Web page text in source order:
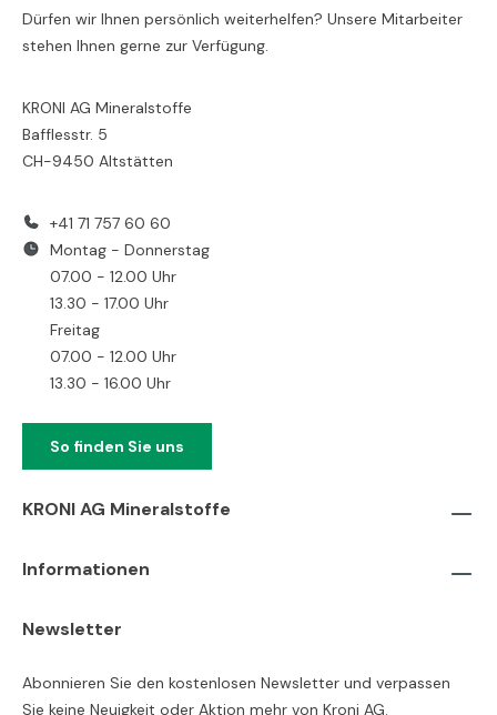
Dürfen wir Ihnen persönlich weiterhelfen? Unsere Mitarbeiter
stehen Ihnen gerne zur Verfügung.
KRONI AG Mineralstoffe
Bafflesstr. 5
CH-9450 Altstätten
+41 71 757 60 60
Montag - Donnerstag
07.00 - 12.00 Uhr
13.30 - 17.00 Uhr
Freitag
07.00 - 12.00 Uhr
13.30 - 16.00 Uhr
So finden Sie uns
KRONI AG Mineralstoffe
Informationen
Newsletter
Abonnieren Sie den kostenlosen Newsletter und verpassen
Sie keine Neuigkeit oder Aktion mehr von Kroni AG.